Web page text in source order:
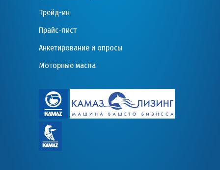
Трейд-ин
Прайс-лист
Анкетирование и опросы
Моторные масла